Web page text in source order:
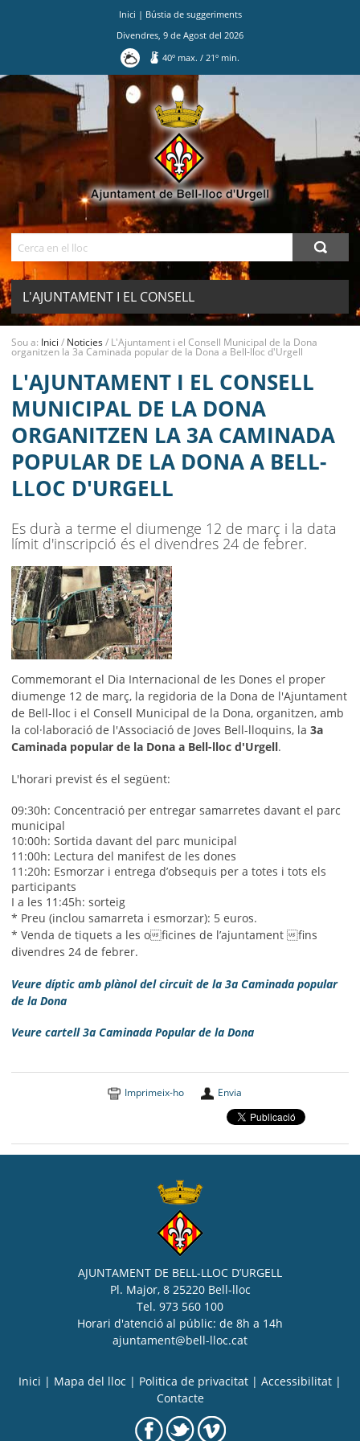
Inici | Bústia de suggeriments
Divendres 9 de Agost del 2026
40º max./ 21º min.
L'AJUNTAMENT I EL CONSELL
MUNICIPAL DE LA DONA ORGANITZEN
LA 3A CAMINADA POPULAR DE LA
DONA A BELL-LLOC D'URGELL
MENU
AJUNTAMENT
MUNICIPI
SEU ELECTRÒNICA
BELL-LLOC SOLUCIONA
Sou a: Inici / Noticies/ L'Ajuntament i el Consell Municipal de la Dona
organitzen la 3a Caminada popular de la Dona a Bell-lloc d'Urgell
L'AJUNTAMENT I EL CONSELL
MUNICIPAL DE LA DONA
ORGANITZEN LA 3A CAMINADA
POPULAR DE LA DONA A BELL-
LLOC D'URGELL
Es durà a terme el diumenge 12 de març i la data
límit d'inscripció és el divendres 24 de febrer.
Commemorant el Dia Internacional de les Dones el proper
diumenge 12 de març, la regidoria de la Dona de l'Ajuntament
de Bell-lloc i el Consell Municipal de la Dona, organitzen, amb
la col·laboració de l'Associació de Joves Bell-lloquins, la3a
Caminada popular de la Dona a Bell-lloc d'Urgell.
L'horari previst és el següent:
09:30h: Concentració per entregar samarretes davant el parc
municipal
10:00h: Sortida davant del parc municipal
11:00h: Lectura del manifest de les dones
11:20h: Esmorzar i entrega d’obsequis per a totes i tots els
participants
I a les 11:45h: sorteig
* Preu (inclou samarreta i esmorzar): 5 euros.
* Venda de tiquets a les oficines de l’ajuntament fins
divendres 24 de febrer.
Veure díptic amb plànol del circuit de la 3a Caminada popular
de la Dona
Veure cartell 3a Caminada Popular de la Dona
Imprimeix-ho Envia
AJUNTAMENT DE BELL-LLOC D’URGELL
Pl. Major, 8 25220 Bell-lloc
Tel. 973 560 100
Horari d'atenció al públic: de 8h a 14h
ajuntament@bell-lloc.cat
Inici | Mapa del lloc | Politica de privacitat | Accessibilitat |
Contacte